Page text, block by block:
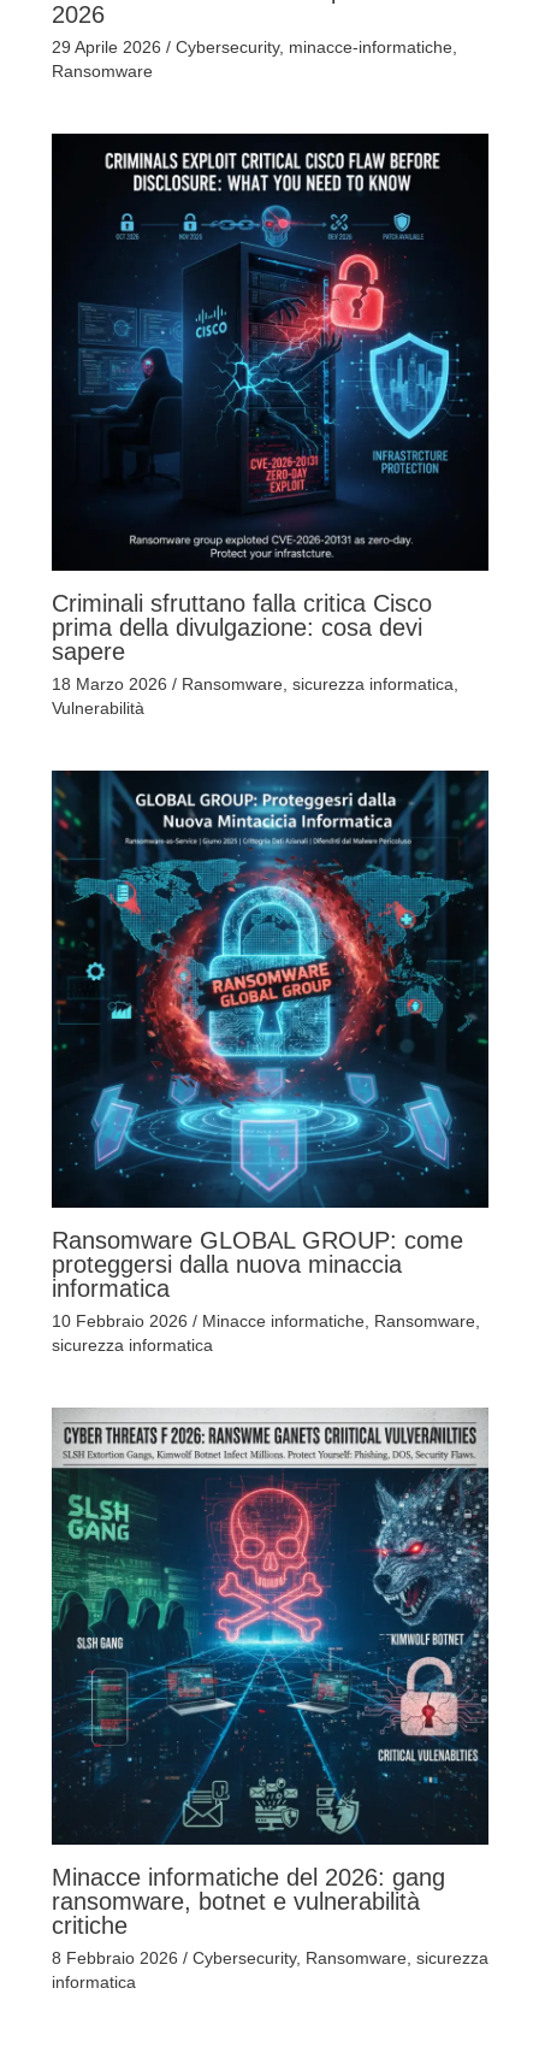
2026
29 Aprile 2026 / Cybersecurity, minacce-informatiche,
Ransomware
Criminali sfruttano falla critica Cisco
prima della divulgazione: cosa devi
sapere
18 Marzo 2026 / Ransomware, sicurezza informatica
Vulnerabilità
Ransomware GLOBAL GROUP: come
proteggersi dalla nuova minaccia
informatica
10 Febbraio 2026 / Minacce informatiche, Ransomware,
sicurezza informatica
Minacce informatiche del 2026: gang
ransomware, botnet e vulnerabilità
critiche
8 Febbraio 2026 / Cybersecurity, Ransomware, sicurezza
informatica